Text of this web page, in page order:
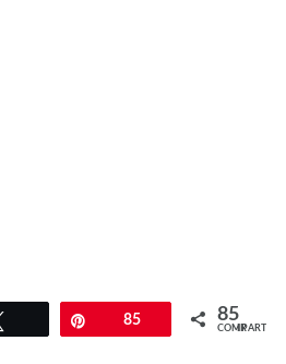
Twittear 85 85
COMPARTIR